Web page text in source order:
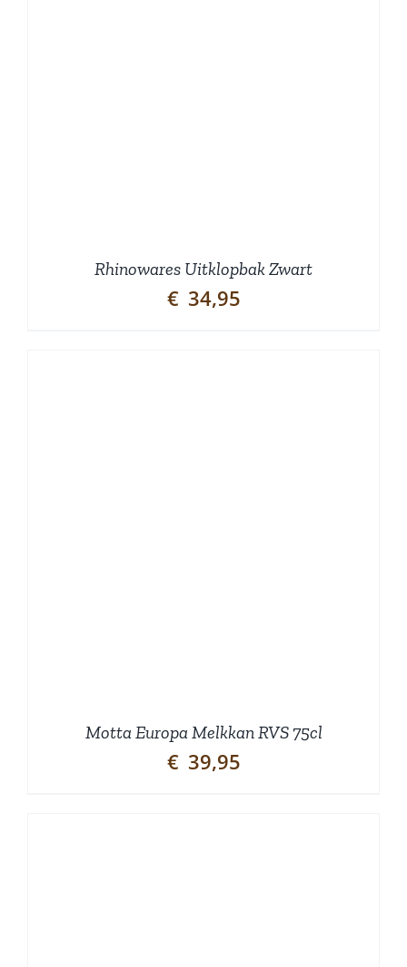
Rhinowares Uitklopbak Zwart
€ 34,95
Motta Europa Melkkan RVS 75cl
€ 39,95